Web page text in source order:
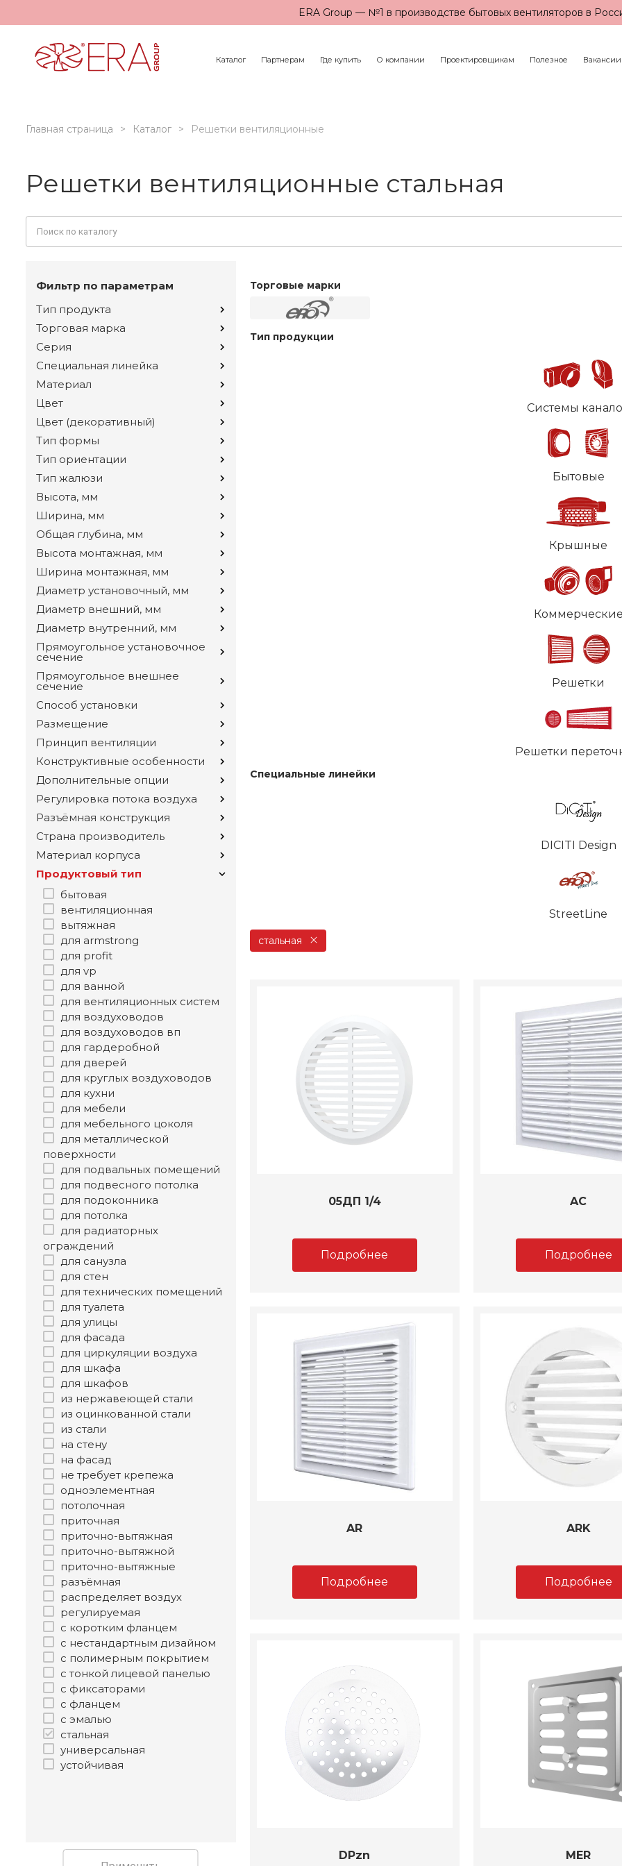
ERA Group — №1 в производстве бытовых вентиляторов в
Каталог Партнерам Где купить О компании Проектировщикам Полезное Вакансии
Главная страница Каталог Решетки вентиляционные
Решетки вентиляционные стальная
Фильтр по параметрам
Тип продукта
Торговая марка
Серия
Специальная линейка
Материал
Цвет
Цвет (декоративный)
Тип формы
Тип ориентации
Тип жалюзи
Высота, мм
Ширина, мм
Общая глубина, мм
Высота монтажная, мм
Ширина монтажная, мм
Диаметр установочный, мм
Диаметр внешний, мм
Диаметр внутренний, мм
Прямоугольное установочное
сечение
Прямоугольное внешнее
сечение
Способ установки
Размещение
Принцип вентиляции
Конструктивные особенности
Дополнительные опции
Регулировка потока воздуха
Разъёмная конструкция
Страна производитель
Материал корпуса
Продуктовый тип
бытовая
вентиляционная
вытяжная
для armstrong
для profit
для vp
для ванной
для вентиляционных систем
для воздуховодов
для воздуховодов вп
для гардеробной
для дверей
для круглых воздуховодов
для кухни
для мебели
для мебельного цоколя
для металлической
поверхности
для подвальных помещений
для подвесного потолка
для подоконника
для потолка
для радиаторных
ограждений
для санузла
для стен
для технических помещений
для туалета
для улицы
для фасада
для циркуляции воздуха
для шкафа
для шкафов
из нержавеющей стали
из оцинкованной стали
из стали
на стену
на фасад
не требует крепежа
одноэлементная
потолочная
приточная
приточно-вытяжная
приточно-вытяжной
приточно-вытяжные
разъёмная
распределяет воздух
регулируемая
с коротким фланцем
с нестандартным дизайном
с полимерным покрытием
с тонкой лицевой панелью
с фиксаторами
с фланцем
с эмалью
стальная
универсальная
устойчивая
Торговые марки
Тип продукции
Системы
Бытовые
Крышные
Решетки
Решетки
Специальные линейки
DICITI Design
StreetLine
стальная
05ДП 1/4
Подробнее
AC
Подробнее
AR
Подробнее
ARK
Подробнее
DPzn MER